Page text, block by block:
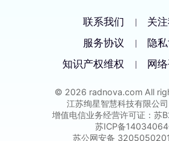
联系我们 |
关
服务协议
|
隐
知识产权维权
| 网
© 2026 radnova.com All
江苏绚星智慧科技有限公
增值电信业务经营许可证：
苏ICP备
苏公网安备